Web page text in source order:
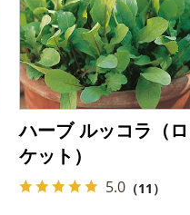
ハーブ ルッコラ（ロ
ケット）
5.0 （11）